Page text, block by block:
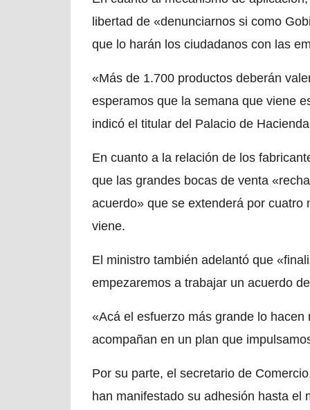
libertad de «denunciarnos si como
que lo harán los ciudadanos con las
«Más de 1.700 productos deberán
esperamos que la semana que viene
indicó el titular del Palacio de
En cuanto a la relación de los
que las grandes bocas de venta
acuerdo» que se extenderá por
viene.
El ministro también adelantó que
empezaremos a trabajar un acuerdo
«Acá el esfuerzo más grande lo
acompañan en un plan que
Por su parte, el secretario de
han manifestado su adhesión hasta el